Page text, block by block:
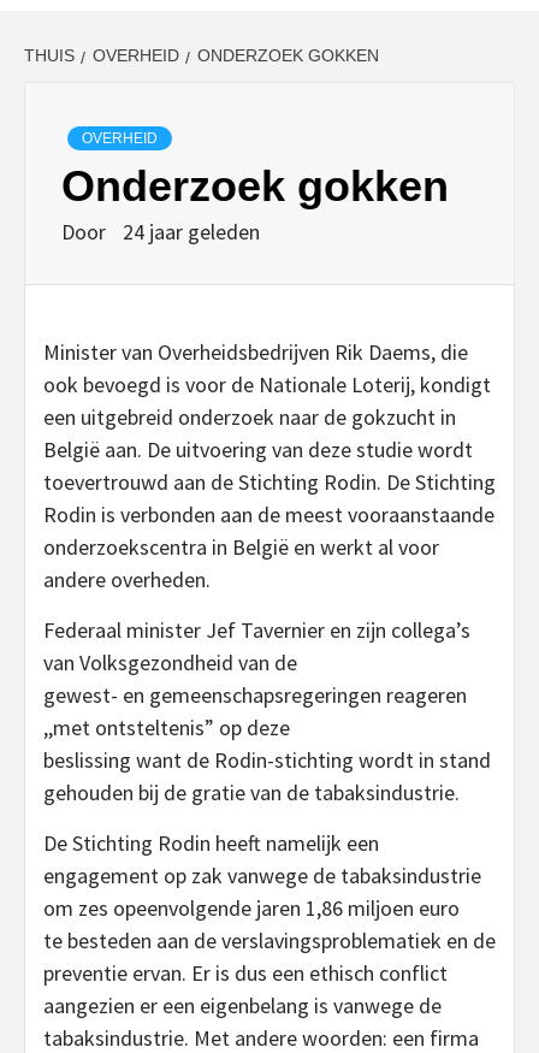
THUIS OVERHEID ONDERZOEK GOKKEN
OVERHEID
Onderzoek gokken
Door 24 jaar geleden
Minister van Overheidsbedrijven Rik Daems, die
ook bevoegd is voor de Nationale Loterij, kondigt
een uitgebreid onderzoek naar de gokzucht in
België aan. De uitvoering van deze studie wordt
toevertrouwd aan de Stichting Rodin. De Stichting
Rodin is verbonden aan de meest vooraanstaande
onderzoekscentra in België en werkt al voor
andere overheden.
Federaal minister Jef Tavernier en zijn collega’s
van Volksgezondheid van de
gewest- en gemeenschapsregeringen reageren
,,met ontsteltenis” op deze
beslissing want de Rodin-stichting wordt in stand
gehouden bij de gratie van de tabaksindustrie.
De Stichting Rodin heeft namelijk een
engagement op zak vanwege de tabaksindustrie
om zes opeenvolgende jaren 1,86 miljoen euro
te besteden aan de verslavingsproblematiek en de
preventie ervan. Er is dus een ethisch conflict
aangezien er een eigenbelang is vanwege de
tabaksindustrie. Met andere woorden: een firma